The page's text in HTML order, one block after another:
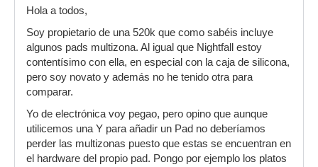
Hola a todos,
Soy propietario de una 520k que como sabéis incluye
algunos pads multizona. Al igual que Nightfall estoy
contentísimo con ella, en especial con la caja de silicona,
pero soy novato y además no he tenido otra para
comparar.
Yo de electrónica voy pegao, pero opino que aunque
utilicemos una Y para añadir un Pad no deberíamos
perder las multizonas puesto que estas se encuentran en
el hardware del propio pad. Pongo por ejemplo los platos